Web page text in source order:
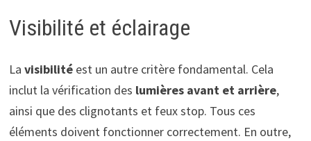
Visibilité et éclairage
La visibilitéest un autre critère fondamental. Cela
inclut la vérification des lumières avant et arrière,
ainsi que des clignotants et feux stop. Tous ces
éléments doivent fonctionner correctement. En outre,